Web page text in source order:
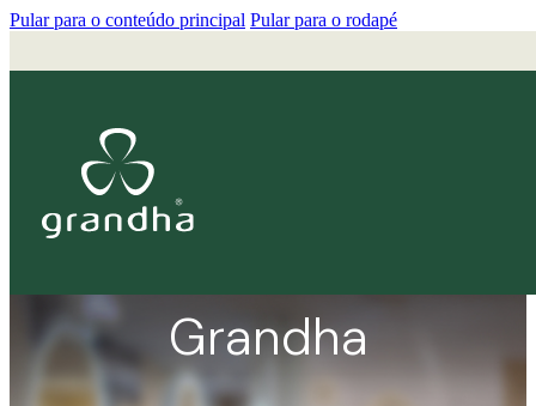
Pular para o conteúdo principal Pular para o rodapé
Grandha